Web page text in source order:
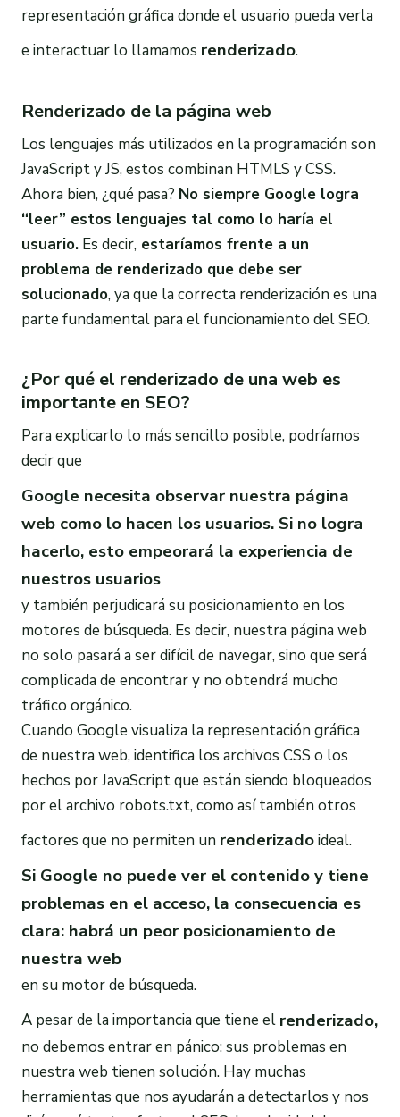
representación gráfica donde el usuario pueda verla
e interactuar lo llamamos renderizado.
Renderizado de la página web
Los lenguajes más utilizados en la programación son
JavaScript y JS, estos combinan HTMLS y CSS.
Ahora bien, ¿qué pasa? No siempre Google logra
“leer” estos lenguajes tal como lo haría el
usuario. Es decir, estaríamos frente a un
problema de renderizado que debe ser
solucionado, ya que la correcta renderización es una
parte fundamental para el funcionamiento del SEO.
¿Por qué el renderizado de una web es
importante en SEO?
Para explicarlo lo más sencillo posible, podríamos
decir que
Google necesita observar nuestra página
web como lo hacen los usuarios. Si no logra
hacerlo, esto empeorará la experiencia de
nuestros usuarios
y también perjudicará su posicionamiento en los
motores de búsqueda. Es decir, nuestra página web
no solo pasará a ser difícil de navegar, sino que será
complicada de encontrar y no obtendrá mucho
tráfico orgánico.
Cuando Google visualiza la representación gráfica
de nuestra web, identifica los archivos CSS o los
hechos por JavaScript que están siendo bloqueados
por el archivo robots.txt, como así también otros
factores que no permiten un renderizadoideal.
Si Google no puede ver el contenido y tiene
problemas en el acceso, la consecuencia es
clara: habrá un peor posicionamiento de
nuestra web
en su motor de búsqueda.
A pesar de la importancia que tiene el renderizado,
no debemos entrar en pánico: sus problemas en
nuestra web tienen solución. Hay muchas
herramientas que nos ayudarán a detectarlos y nos